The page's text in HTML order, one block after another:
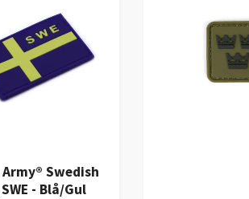
Swedish
- Blå/Gul